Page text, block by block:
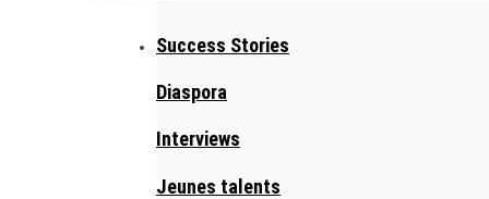
Success Stories
Diaspora
Interviews
Jeunes talents